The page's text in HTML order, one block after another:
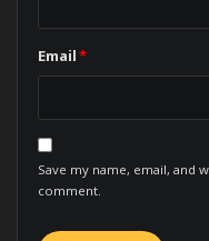
Email*
Save my name, email, and
comment.